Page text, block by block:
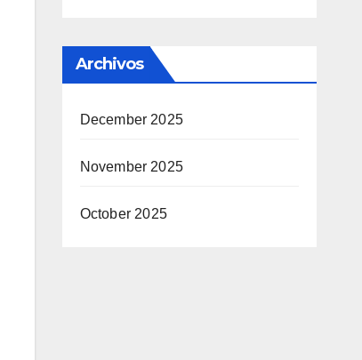
Archivos
December 2025
November 2025
October 2025